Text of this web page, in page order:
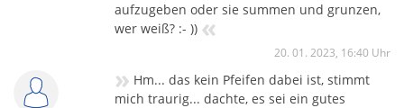
aufzugeben oder sie summen und grunzen,
wer weiß? :- )) «
20. 01. 2023, 16:40 Uhr
» Hm... das kein Pfeifen dabei ist, stimmt
mich traurig... dachte, es sei ein gutes